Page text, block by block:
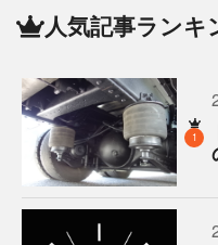
人気記事ランキ
1